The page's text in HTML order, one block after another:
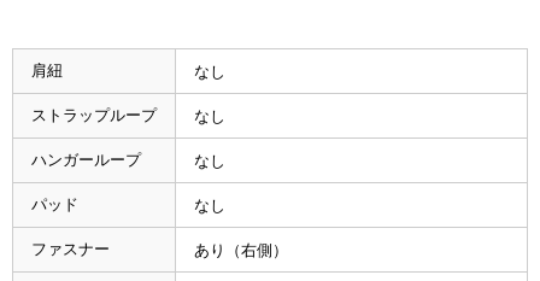
肩紐 なし
ストラップループ なし
ハンガーループ なし
パッド なし
ファスナー あり（右側）